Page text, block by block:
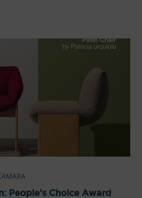
People’s Choice Award